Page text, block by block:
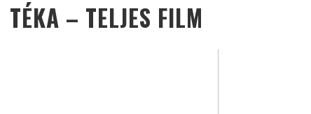
TÉKA – TELJES FILM